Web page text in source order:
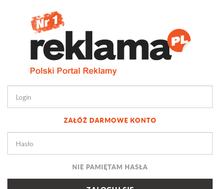
ZAŁÓŻ DARMOWE KONTO
NIE PAMIĘTAM HASŁA